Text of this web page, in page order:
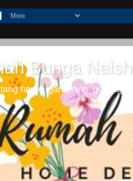
Bunga
home, gardening, guiding